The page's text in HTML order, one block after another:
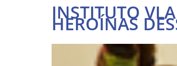
INSTITUTO
HEROÍNAS